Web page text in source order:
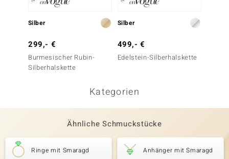
Silber
299,- €
Burmesischer Rubin-
Silberhalskette
Silber
499,- €
Edelstein-Silberhalskette
Kategorien
Ähnliche Schmuckstücke
Ringe mit Smaragd Anhänger mit Smaragd